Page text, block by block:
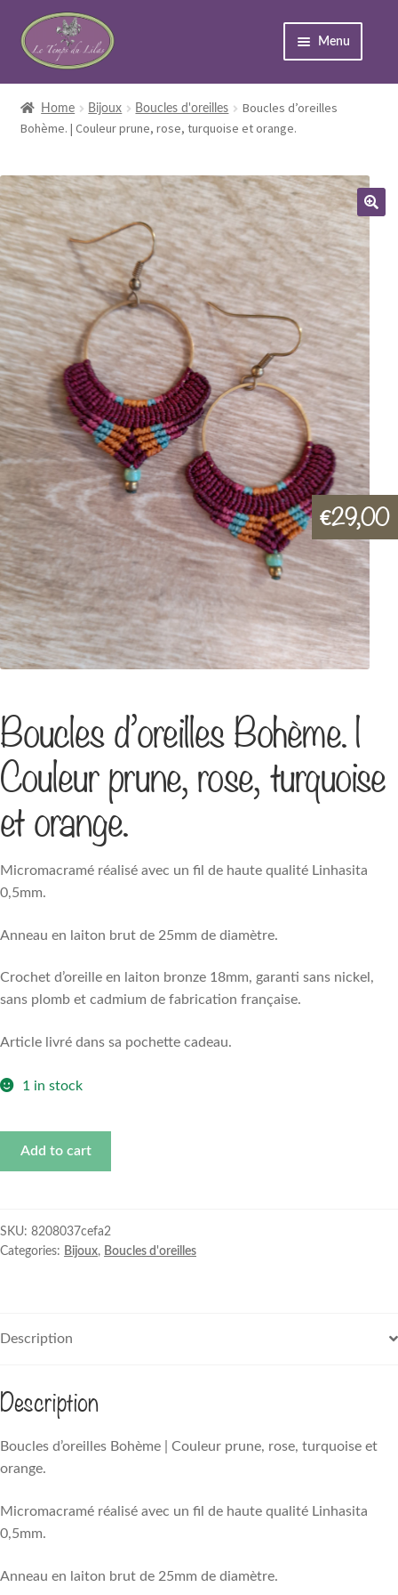
Menu
Accueil
Expand
menu
À propos
Événements
Contact
Mon compte
Expand
child
menu
Home Bijoux Boucles d'oreilles
Boucles d’oreilles
Bohème. | Couleur prune, rose, turquoise et orange.
Boucles d’oreilles Bohème. |
Couleur prune, rose, turquoise
et orange.
€29,00
Micromacramé réalisé avec un fil de haute qualité Linhasita
0,5mm.
Anneau en laiton brut de 25mm de diamètre.
Crochet d’oreille en laiton bronze 18mm, garanti sans nickel,
sans plomb et cadmium de fabrication française.
Article livré dans sa pochette cadeau.
1 in stock
Couleur
prune,
orange.
Add to cart
SKU: 8208037cefa2
Categories: Bijoux, Boucles d'oreilles
Description
Description
Boucles d’oreilles Bohème | Couleur prune, rose, turquoise et
orange.
Micromacramé réalisé avec un fil de haute qualité Linhasita
0,5mm.
Anneau en laiton brut de 25mm de diamètre.